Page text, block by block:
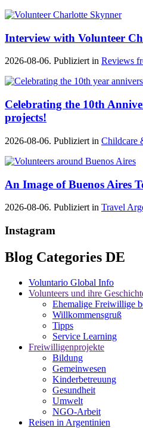
Interview with Volunteer
2026-08-06. Publiziert in Reviews
Celebrating the 10th
projects!
2026-08-06. Publiziert in Childcare
An Image of Buenos Aires
2026-08-06. Publiziert in Travel
Instagram
Blog Categories DE
Voluntario Global Info
Volunteers und ihre
Ehemalige Freiwillige
Willkommensgruß
Tipps
Service Learning
Freiwilligenprojekte
Bildung
Gemeinwesen
Kinderbetreuung
Gesundheit
Umwelt
NGO-Arbeit
Reisen in Argentinien